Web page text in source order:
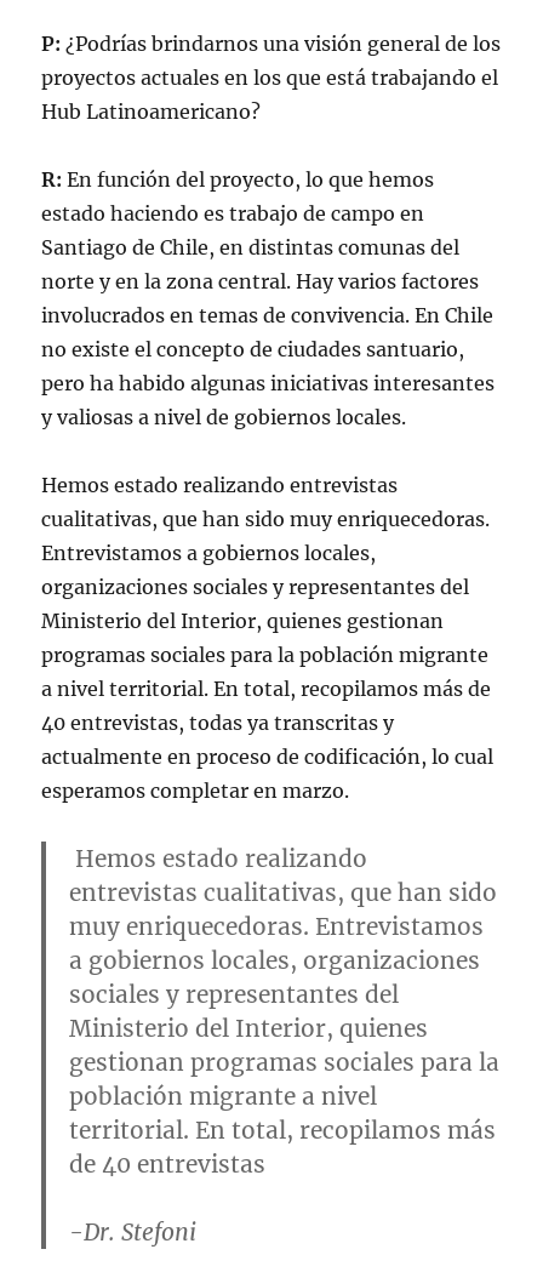
P:¿Podrías brindarnos una visión general de los
proyectos actuales en los que está trabajando el
Hub Latinoamericano?
R:En función del proyecto, lo que hemos
estado haciendo es trabajo de campo en
Santiago de Chile, en distintas comunas del
norte y en la zona central. Hay varios factores
involucrados en temas de convivencia. En Chile
no existe el concepto de ciudades santuario,
pero ha habido algunas iniciativas interesantes
y valiosas a nivel de gobiernos locales.
Hemos estado realizando entrevistas
cualitativas, que han sido muy enriquecedoras.
Entrevistamos a gobiernos locales,
organizaciones sociales y representantes del
Ministerio del Interior, quienes gestionan
programas sociales para la población migrante
a nivel territorial. En total, recopilamos más de
40 entrevistas, todas ya transcritas y
actualmente en proceso de codificación, lo cual
esperamos completar en marzo.
Hemos estado realizando
entrevistas cualitativas, que han sido
muy enriquecedoras. Entrevistamos
a gobiernos locales, organizaciones
sociales y representantes del
Ministerio del Interior, quienes
gestionan programas sociales para la
población migrante a nivel
territorial. En total, recopilamos más
de 40 entrevistas
-Dr. Stefoni